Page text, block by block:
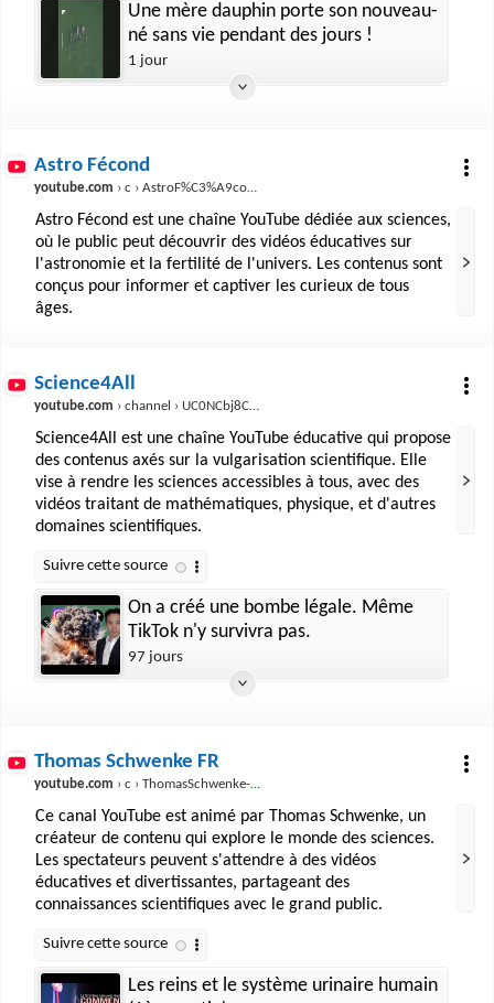
Une mère dauphin porte son nouveau-
né sans vie pendant des jours !
1 jour
Astro Fécond
youtube.com › c › AstroF%C3%A9cond
Astro Fécond est une chaîne YouTube dédiée aux sciences,
où le public peut découvrir des vidéos éducatives sur
l'astronomie et la fertilité de l'univers. Les contenus sont
conçus pour informer et captiver les curieux de tous
âges.
Science4All
youtube.com › channel › UC0NCbj8CxzeCGIF6sODJ-7A
Science4All est une chaîne YouTube éducative qui propose
des contenus axés sur la vulgarisation scientifique. Elle
vise à rendre les sciences accessibles à tous, avec des
vidéos traitant de mathématiques, physique, et d'autres
domaines scientifiques.
On a créé une bombe légale. Même
TikTok n'y survivra pas.
97 jours
Thomas Schwenke FR
youtube.com › c › ThomasSchwenke-FR
Ce canal YouTube est animé par Thomas Schwenke, un
créateur de contenu qui explore le monde des sciences.
Les spectateurs peuvent s'attendre à des vidéos
éducatives et divertissantes, partageant des
connaissances scientifiques avec le grand public.
Les reins et le système urinaire humain